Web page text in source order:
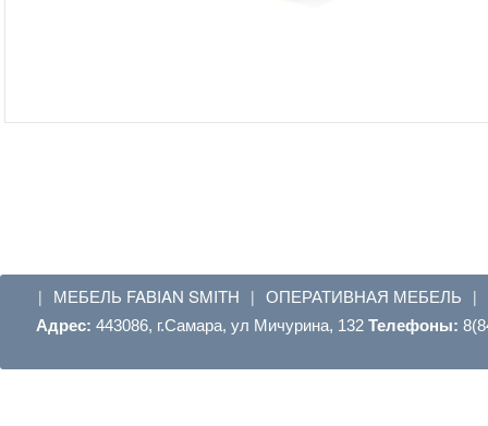
| МЕБЕЛЬ FABIAN SMITH | ОПЕРАТИВНАЯ МЕБЕЛЬ |
Адрес: 443086, г.Самара, ул Мичурина, 132 Телефоны: